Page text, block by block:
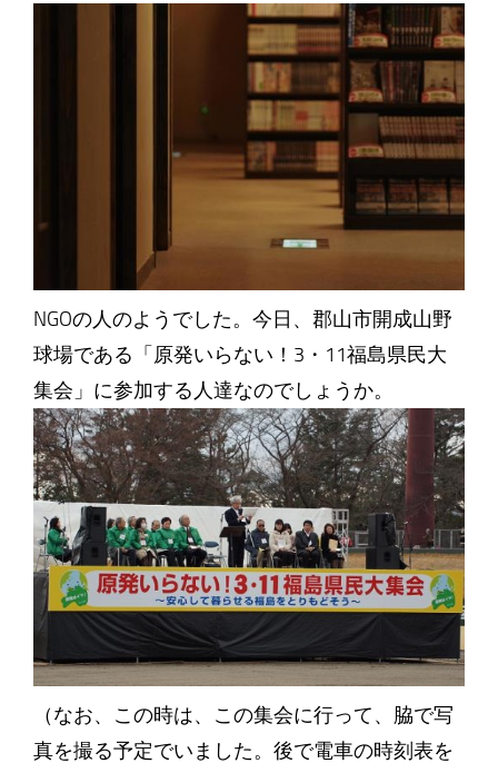
NGOの人のようでした。今日、郡山市開成山野
球場である「原発いらない！3・11福島県民大
集会」に参加する人達なのでしょうか。
（なお、この時は、この集会に行って、脇で写
真を撮る予定でいました。後で電車の時刻表を